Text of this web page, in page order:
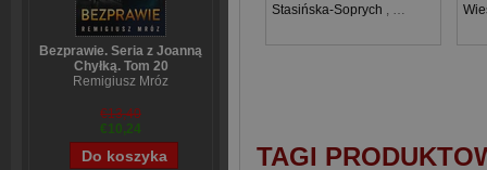
Bezprawie. Seria z Joanną
Chyłką. Tom 20
Remigiusz Mróz
€13,40
€10,24
Stasińska-Soprych Dorota Szoblik
TAGI